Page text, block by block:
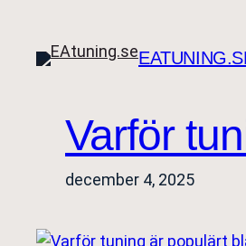
innehåll
Varför
december 4, 2025